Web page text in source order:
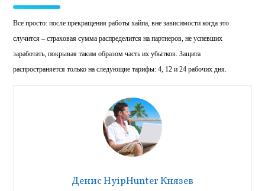
Все просто: после прекращенияработы хайпа, вне зависимости когда это
случится – страховая сумма распределится на партнеров, не успевших
заработать, покрывая таким образом часть их убытков. Защита
распространяется только на следующие тарифы: 4, 12 и 24 рабочих дня.
Денис HyipHunter Князев